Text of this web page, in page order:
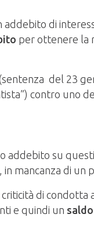
di
per ottenere la
del 23
contro uno
addebito su
in mancanza di
di
e quindi un saldo